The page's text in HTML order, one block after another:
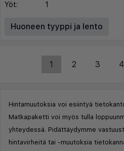
Yöt:
1
Huoneen tyyppi ja lento
1 2 3 4
Hintamuutoksia voi esiintyä
Matkapaketti voi myös tulla
yhteydessä. Pidättäydymme
hintavirheitä tai -muutoksia